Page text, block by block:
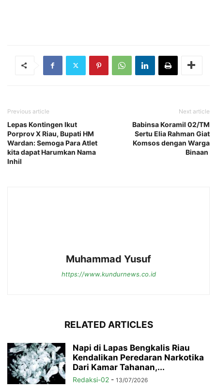
Previous article
Lepas Kontingen Ikut
Porprov X Riau, Bupati HM
Wardan: Semoga Para Atlet
kita dapat Harumkan Nama
Inhil
Next article
Babinsa Koramil 02/TM
Sertu Elia Rahman Giat
Komsos dengan Warga
Binaan
Muhammad Yusuf
https://www.kundurnews.co.id
RELATED ARTICLES
Napi di Lapas Bengkalis Riau
Kendalikan Peredaran Narkotika
Dari Kamar Tahanan,...
Redaksi-02 - 13/07/2026